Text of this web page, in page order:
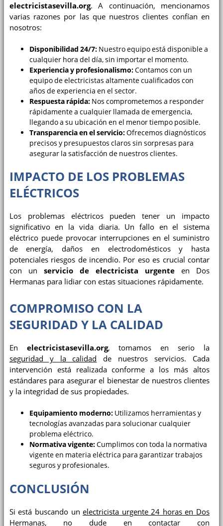
electricistasevilla.org. A continuación, mencionamos
varias razones por las que nuestros clientes confían en
nosotros:
Disponibilidad 24/7:Nuestro equipo está disponible a
cualquier hora del día, sin importar el momento.
Experiencia y profesionalismo:Contamos con un
equipo de electricistas altamente cualificados con
años de experiencia en el sector.
Respuesta rápida:Nos comprometemos a responder
rápidamente a cualquier llamada de emergencia,
llegando a su ubicación en el menor tiempo posible.
Transparencia en el servicio:Ofrecemos diagnósticos
precisos y presupuestos claros sin sorpresas para
asegurar la satisfacción de nuestros clientes.
IMPACTO DE LOS PROBLEMAS
ELÉCTRICOS
Los problemas eléctricos pueden tener un impacto
significativo en la vida diaria. Un fallo en el sistema
eléctrico puede provocar interrupciones en el suministro
de energía, daños en electrodomésticos y hasta
potenciales riesgos de incendio. Por eso es crucial contar
con un servicio de electricista urgenteen Dos
Hermanas para lidiar con estas situaciones rápidamente.
COMPROMISO CON LA
SEGURIDAD Y LA CALIDAD
En electricistasevilla.org, tomamos en serio la
seguridad y la calidad
de nuestros servicios. Cada
intervención está realizada conforme a los más altos
estándares para asegurar el bienestar de nuestros clientes
y la integridad de sus propiedades.
Equipamiento moderno:Utilizamos herramientas y
tecnologías avanzadas para solucionar cualquier
problema eléctrico.
Normativa vigente:Cumplimos con toda la normativa
vigente en materia eléctrica para garantizar trabajos
seguros y profesionales.
CONCLUSIÓN
Si está buscando unelectricista urgente 24 horas en Dos
Hermanas, no dude en contactar con